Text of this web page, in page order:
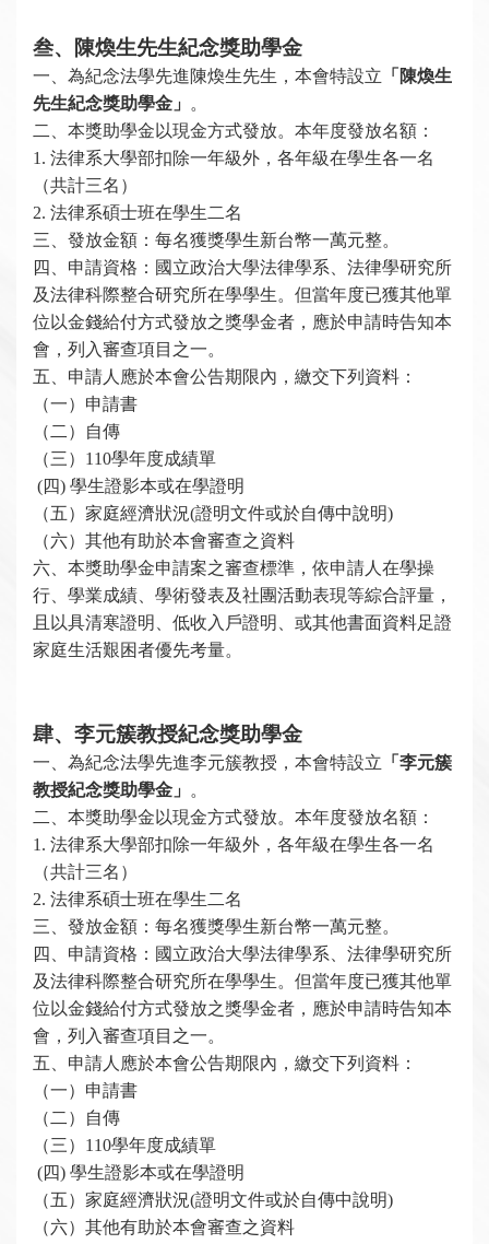
叁、陳煥生先生紀念獎助學金
一、 為紀念法學先進陳煥生先生， 本會特設立 「 陳煥生
先生紀念獎助學金」
。
二、本獎助學金以現金方式發放。本年度發放名額：
1. 法律系大學部扣除一年級外，各年級在學生各一名
（共計三名）
2. 法律系碩士班在學生二名
三、發放金額：每名獲獎學生新台幣一萬元整。
四、申請資格：國立政治大學法律學系、法律學研究所
及法律科際整合研究所在學學生。但當年度已獲其他單
位以金錢給付方式發放之獎學金者，應於申請時告知本
會，列入審查項目之一。
五、申請人應於本會公告期限內，繳交下列資料：
（一）申請書
（二）自傳
（三）110學年度成績單
(四) 學生證影本或在學證明
（五）家庭經濟狀況(證明文件或於自傳中說明)
（六）其他有助於本會審查之資料
六、本獎助學金申請案之審查標準，依申請人在學操
行、學業成績、學術發表及社團活動表現等綜合評量，
且以具清寒證明、低收入戶證明、或其他書面資料足證
家庭生活艱困者優先考量。
肆、李元簇教授紀念獎助學金
一、 為紀念法學先進李元簇教授，本會特設立 「李元簇
教授紀念獎助學金」
。
二、本獎助學金以現金方式發放。本年度發放名額：
1. 法律系大學部扣除一年級外，各年級在學生各一名
（共計三名）
2. 法律系碩士班在學生二名
三、發放金額：每名獲獎學生新台幣一萬元整。
四、申請資格：國立政治大學法律學系、法律學研究所
及法律科際整合研究所在學學生。但當年度已獲其他單
位以金錢給付方式發放之獎學金者，應於申請時告知本
會，列入審查項目之一。
五、申請人應於本會公告期限內，繳交下列資料：
（一）申請書
（二）自傳
（三）110學年度成績單
(四) 學生證影本或在學證明
（五）家庭經濟狀況(證明文件或於自傳中說明)
（六）其他有助於本會審查之資料